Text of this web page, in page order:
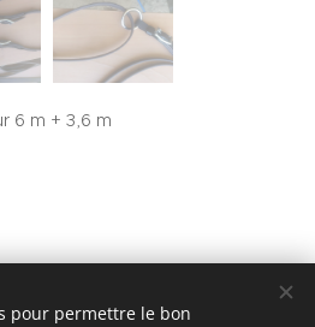
6 m + 3,6 m
pour permettre le bon